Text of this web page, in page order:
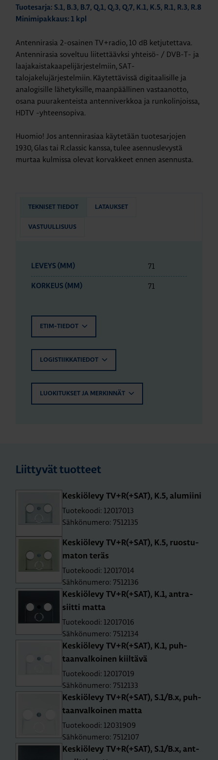
Tuotesarja: S.1, B.3, B.7, Q.1, Q.3, Q.7, K.1, K.5, R.1, R.3, R.8
Minimipakkaus: 1 kpl
Antennirasia 2-osainen TV+radio, 10 dB ketjutettava.
Antennirasia soveltuu liitettäävksi yhteisö- / DVB-T- ja
laajakaistakaapelijärjestelmiin, SAT-
talojakelujärjestelmiin. Käytettävissä digitaalisille ja
analogisille lähetyksille, maanpäällinen vastaanotto,
osana puurakenteista antenniverkkoa ja runkolinjoissa,
HDTV -yhteensopiva.
Huomio! Jos antennirasiaa käytetään tuotesarjojen
1930, Glas tai R.classic kanssa, tulee asennuslevystä
murtaa kulmissa olevat korvakkeet ennen asennusta.
TEKNISET TIEDOT LATAUKSET
VASTUULLISUUS
LEVEYS (MM) 71
KORKEUS (MM) 71
ETIM-TIEDOT
LOGISTIIKKATIEDOT
LUOKITUKSET JA MERKINNÄT
Liittyvät tuotteet
Kes­kiö­le­vy TV+R(+SAT), K.5, alu­mii­ni
Tuotekoodi: 12017013
Sähkönumero: 7512135
Kes­kiö­le­vy TV+R(+SAT), K.5, ruos­tu­
ma­ton teräs
Tuotekoodi: 12017014
Sähkönumero: 7512136
Kes­kiö­le­vy TV+R(+SAT), K.1, ant­ra­
siit­ti matta
Tuotekoodi: 12017016
Sähkönumero: 7512134
Kes­kiö­le­vy TV+R(+SAT), K.1, puh­
taan­val­koi­nen kiil­tä­vä
Tuotekoodi: 12017019
Sähkönumero: 7512133
Kes­kiö­le­vy TV+R(+SAT), S.1/B.x, puh­
taan­val­koi­nen matta
Tuotekoodi: 12031909
Sähkönumero: 7512107
Kes­kiö­le­vy TV+R(+SAT), S.1/B.x, ant­